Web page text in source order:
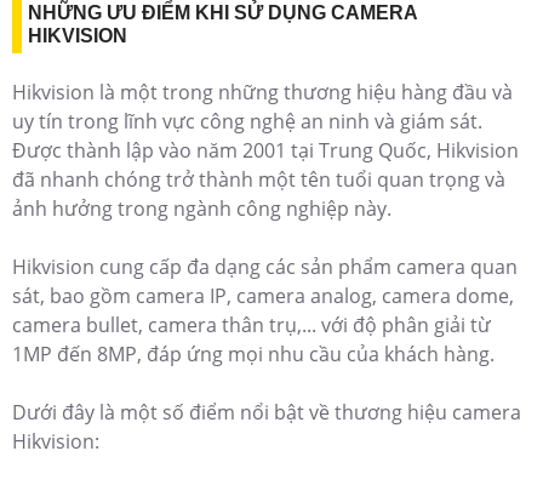
NHỮNG ƯU ĐIỂM KHI SỬ DỤNG CAMERA
HIKVISION
Hikvision là một trong những thương hiệu hàng đầu và
uy tín trong lĩnh vực công nghệ an ninh và giám sát.
Được thành lập vào năm 2001 tại Trung Quốc, Hikvision
đã nhanh chóng trở thành một tên tuổi quan trọng và
ảnh hưởng trong ngành công nghiệp này.
Hikvision cung cấp đa dạng các sản phẩm camera quan
sát, bao gồm camera IP, camera analog, camera dome,
camera bullet, camera thân trụ,... với độ phân giải từ
1MP đến 8MP, đáp ứng mọi nhu cầu của khách hàng.
Dưới đây là một số điểm nổi bật về thương hiệu camera
Hikvision: